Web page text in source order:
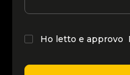
Ho letto e approvo